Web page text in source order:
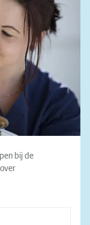
bij de